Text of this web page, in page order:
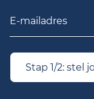
Stap 1/2: stel